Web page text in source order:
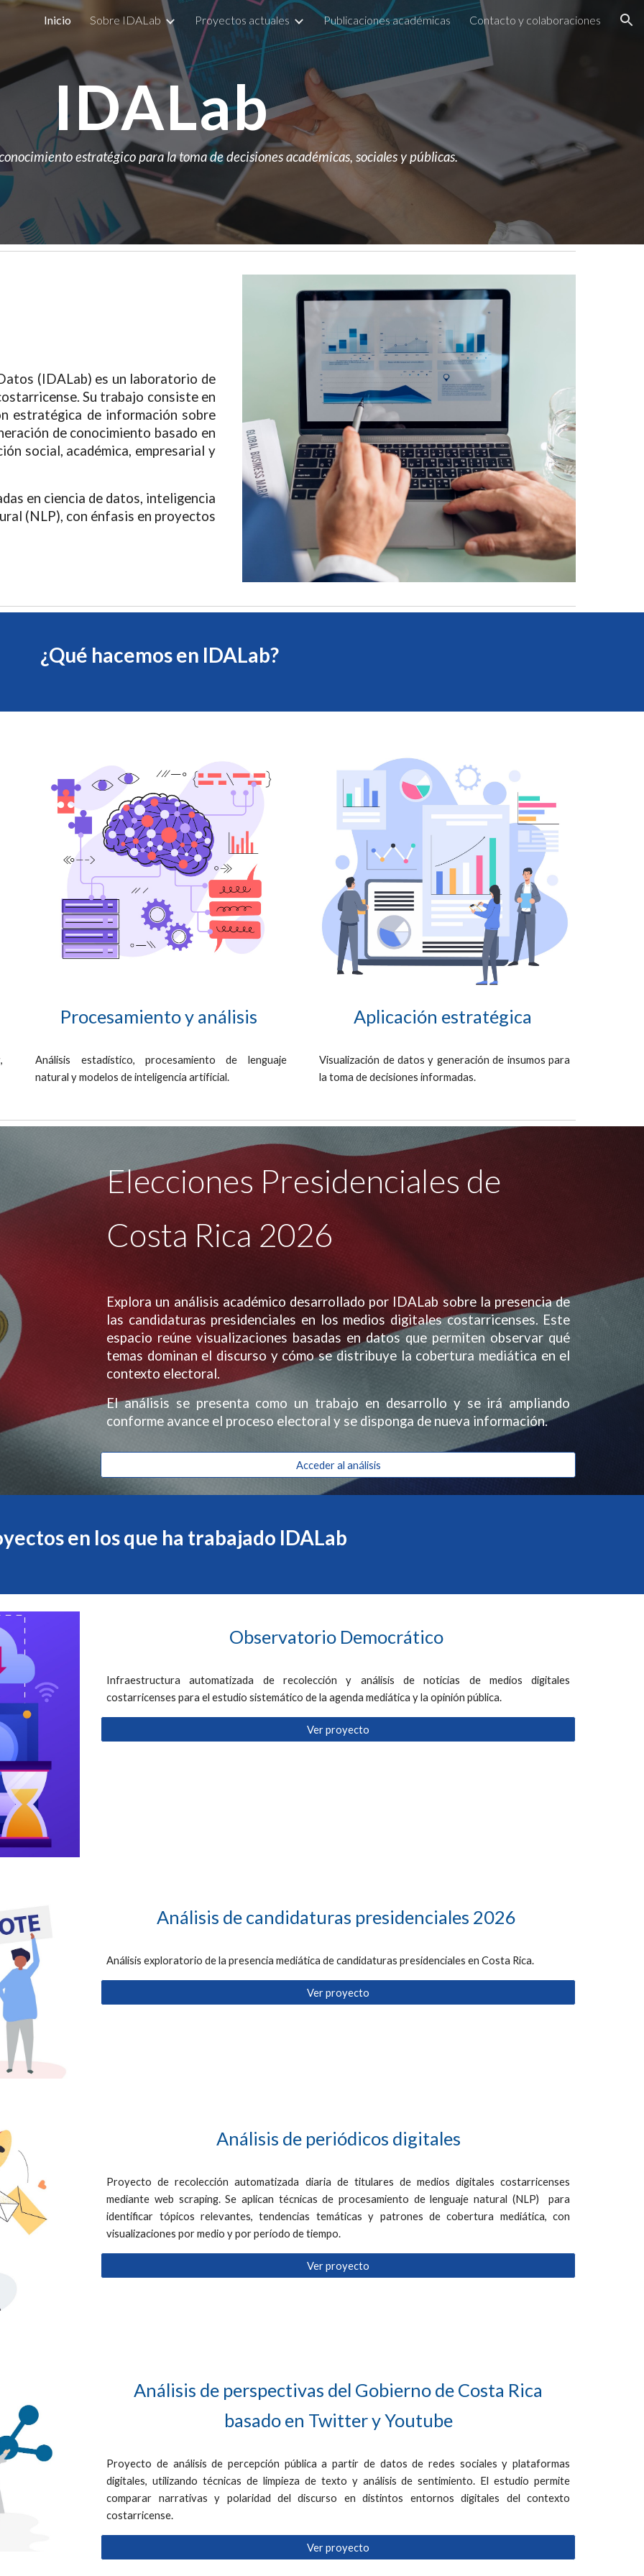
to main content Skip to navigation
Inicio Sobre IDALab Proyectos actuales Publicaciones académicas Contacto y colaboraciones
IDALab
estratégico para la toma de decisiones académicas, sociales y públicas.
(IDALab) es un laboratorio de
Su trabajo consiste en
estratégica de información sobre
de conocimiento basado en
social, académica, empresarial y
en ciencia de datos, inteligencia
(NLP), con énfasis en proyectos
¿Qué hacemos en IDALab?
Procesamiento y análisis
Análisis estadístico, procesamiento de lenguaje
natural y modelos de inteligencia artificial.
Aplicación estratégica
Visualización de datos y generación de insumos para
la toma de decisiones informadas.
Elecciones Presidenciales de
Costa Rica 2026
Explora un análisis académico desarrollado por IDALab sobre la presencia de
las candidaturas presidenciales en los medios digitales costarricenses. Este
espacio reúne visualizaciones basadas en datos que permiten observar qué
temas dominan el discurso y cómo se distribuye la cobertura mediática en el
contexto electoral.
El análisis se presenta como un trabajo en desarrollo y se irá ampliando
conforme avance el proceso electoral y se disponga de nueva información.
Acceder al análisis
en los que ha trabajado IDALab
Observatorio Democrático
Infraestructura automatizada de recolección y análisis de noticias de medios digitales
costarricenses para el estudio sistemático de la agenda mediática y la opinión pública.
Ver proyecto
Análisis de candidaturas presidenciales 2026
Análisis exploratorio de la presencia mediática de candidaturas presidenciales en Costa Rica.
Ver proyecto
Análisis de periódicos digitales
Proyecto de recolección automatizada diaria de titulares de medios digitales costarricenses
mediante web scraping. Se aplican técnicas de procesamiento de lenguaje natural (NLP)
para
identificar tópicos relevantes, tendencias temáticas y patrones de cobertura mediática, con
visualizaciones por medio y por período de tiempo.
Ver proyecto
Análisis de perspectivas del Gobierno de Costa Rica
basado en Twitter y Youtube
Proyecto de análisis de percepción pública a partir de datos de redes sociales y plataformas
digitales, utilizando técnicas de limpieza de texto y análisis de sentimiento. El estudio permite
comparar narrativas y polaridad del discurso en distintos entornos digitales del contexto
costarricense.
Ver proyecto